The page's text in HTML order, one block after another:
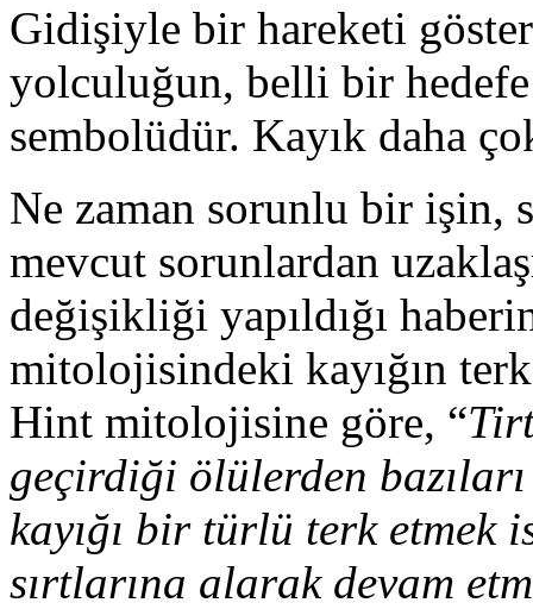
Gidişiyle bir hareketi
yolculuğun, belli bir hedefe
sembolüdür. Kayık daha
Ne zaman sorunlu bir işin,
mevcut sorunlardan
değişikliği yapıldığı
mitolojisindeki kayığın
Hint mitolojisine göre, “
geçirdiği ölülerden
kayığı bir türlü terk etmek
sırtlarına alarak devam